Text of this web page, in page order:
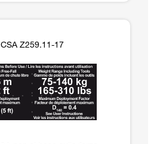
CSA Z259.11-17